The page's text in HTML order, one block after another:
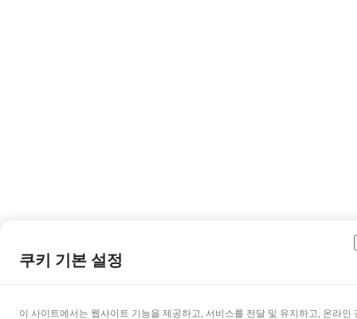
쿠키 기본 설정
이 사이트에서는 웹사이트 기능을 제공하고, 서비스를 전달 및 유지하고, 온라인